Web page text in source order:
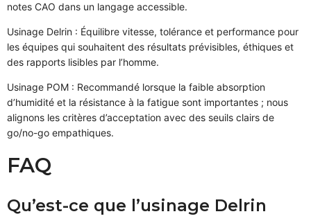
notes CAO dans un langage accessible.
Usinage Delrin : Équilibre vitesse, tolérance et performance pour
les équipes qui souhaitent des résultats prévisibles, éthiques et
des rapports lisibles par l’homme.
Usinage POM : Recommandé lorsque la faible absorption
d’humidité et la résistance à la fatigue sont importantes ; nous
alignons les critères d’acceptation avec des seuils clairs de
go/no-go empathiques.
FAQ
Qu’est-ce que l’usinage Delrin